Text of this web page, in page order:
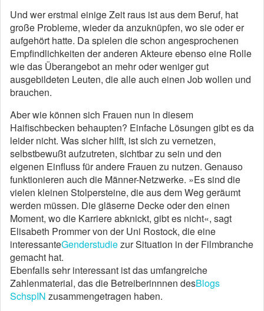
Und wer erstmal einige Zeit raus ist aus dem Beruf, hat
große Probleme, wieder da anzuknüpfen, wo sie oder er
aufgehört hatte. Da spielen die schon angesprochenen
Empfindlichkeiten der anderen Akteure ebenso eine Rolle
wie das Überangebot an mehr oder weniger gut
ausgebildeten Leuten, die alle auch einen Job wollen und
brauchen.
Aber wie können sich Frauen nun in diesem
Haifischbecken behaupten? Einfache ­Lösungen gibt es da
leider nicht. Was sicher hilft, ist sich zu vernetzen,
selbstbewußt aufzutreten, sichtbar zu sein und den
eigenen Einfluss für andere Frauen zu nutzen. Genauso
funktionieren auch die Männer-Netzwerke. »Es sind die
vielen kleinen Stolpersteine, die aus dem Weg geräumt
werden müssen. Die gläserne Decke oder den einen
Moment, wo die Karriere abknickt, gibt es nicht«, sagt
Elisabeth Prommer von der Uni Rostock, die eine
interessanteGenderstudiezur Situation in der Filmbranche
gemacht hat.
Ebenfalls sehr interessant ist das umfangreiche
Zahlenmaterial, das die Betreiberinnnen desBlogs
SchspIN zusammengetragen haben.